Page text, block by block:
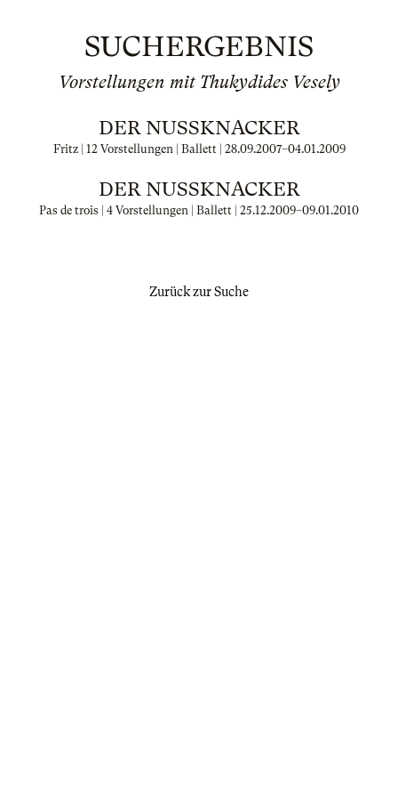
SUCHERGEBNIS
Vorstellungen mit Thukydides Vesely
DER NUSSKNACKER
Fritz | 12 Vorstellungen | Ballett | 28.09.2007–04.01.2009
DER NUSSKNACKER
Pas de trois | 4 Vorstellungen | Ballett | 25.12.2009–09.01.2010
Zurück zur Suche